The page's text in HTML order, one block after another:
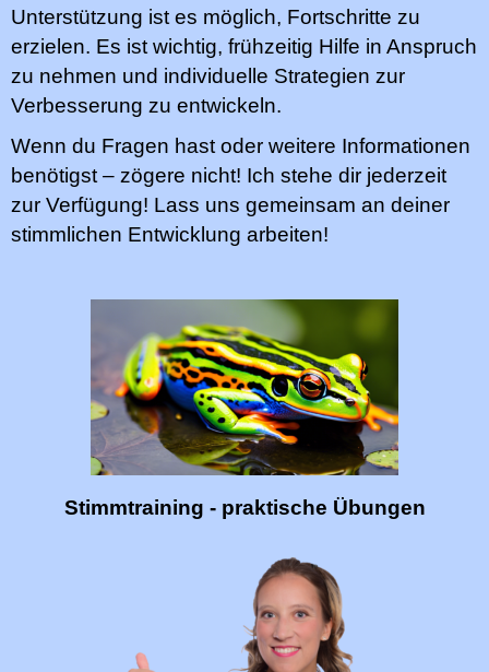
Unterstützung ist es möglich, Fortschritte zu
erzielen. Es ist wichtig, frühzeitig Hilfe in Anspruch
zu nehmen und individuelle Strategien zur
Verbesserung zu entwickeln.
Wenn du Fragen hast oder weitere Informationen
benötigst – zögere nicht! Ich stehe dir jederzeit
zur Verfügung! Lass uns gemeinsam an deiner
stimmlichen Entwicklung arbeiten!
Stimmtraining - praktische Übungen